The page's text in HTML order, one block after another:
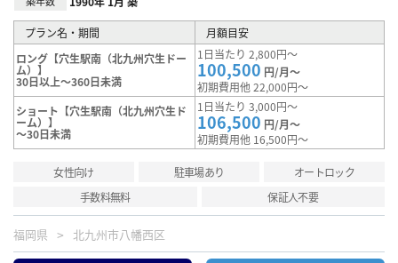
プラン名・期間
月額目安
ロング【穴生駅南（北九州穴生ドー
ム）】
30日以上～360日未満
1日当たり 2,800円～
100,500 円/月～
初期費用他 22,000円～
ショート【穴生駅南（北九州穴生ド
ーム）】
～30日未満
1日当たり 3,000円～
106,500 円/月～
初期費用他 16,500円～
女性向け 駐車場あり
オートロック
手数料無料
保証人不要
福岡県 北九州市八幡西区